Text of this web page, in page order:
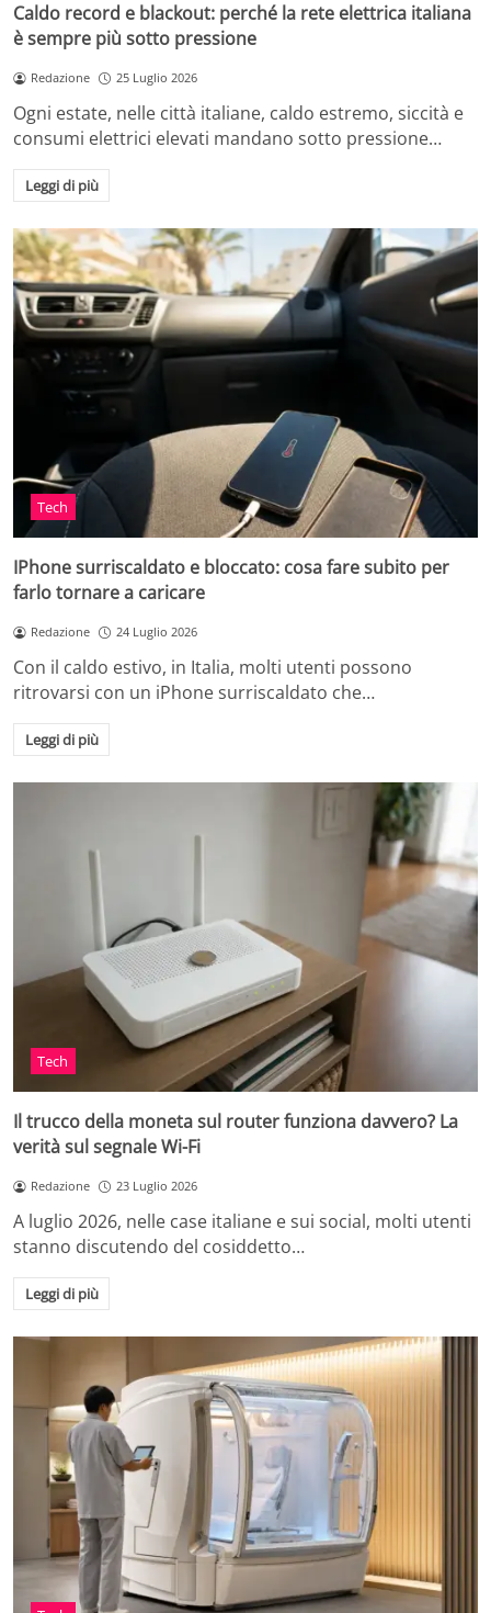
Caldo record e blackout: perché la rete elettrica italiana
è sempre più sotto pressione
Redazione 25 Luglio 2026
Ogni estate, nelle città italiane, caldo estremo, siccità e
consumi elettrici elevati mandano sotto pressione…
Leggi di più
Tech
IPhone surriscaldato e bloccato: cosa fare subito per
farlo tornare a caricare
Redazione 24 Luglio 2026
Con il caldo estivo, in Italia, molti utenti possono
ritrovarsi con un iPhone surriscaldato che…
Leggi di più
Tech
Il trucco della moneta sul router funziona davvero? La
verità sul segnale Wi-Fi
Redazione 23 Luglio 2026
A luglio 2026, nelle case italiane e sui social, molti utenti
stanno discutendo del cosiddetto…
Leggi di più